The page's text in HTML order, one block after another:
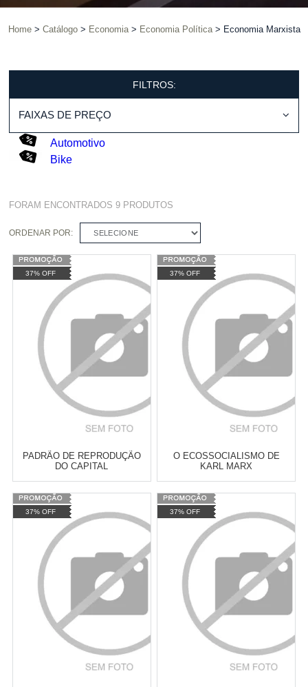
Home Catálogo Economia Economia Política Economia Marxista
FILTROS:
FAIXAS DE PREÇO
Automotivo
Bike
FORAM ENCONTRADOS9 PRODUTOS
ORDENAR POR: SELECIONE
37% OFF
PADRÃO DE REPRODUÇÃO
DO CAPITAL
Varejo:
Atacado: R$ 2.550,90 (Apenas
Revendedor)
10 x
ECONOMIA MARXISTA
COMPRAR
37% OFF
O ECOSSOCIALISMO DE
KARL MARX
Varejo:
Atacado: R$ 2.550,90 (Apenas
Revendedor)
10
ECONOMIA MARXISTA
COMPRAR
37% OFF 37% OFF